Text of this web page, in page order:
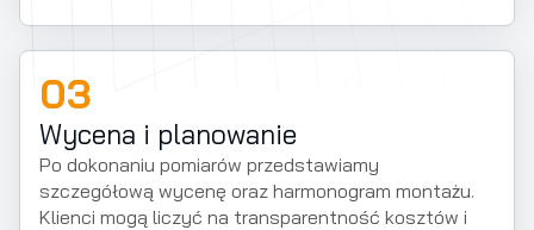
03
Wycena i planowanie
Po dokonaniu pomiarów przedstawiamy
szczegółową wycenę oraz harmonogram montażu.
Klienci mogą liczyć na transparentność kosztów i